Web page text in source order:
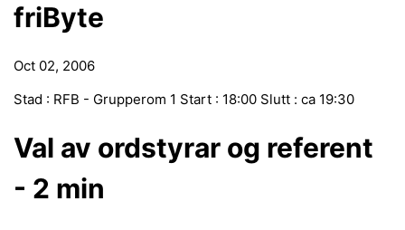
friByte
Oct 02, 2006
Stad : RFB - Grupperom 1 Start : 18:00 Slutt : ca 19:30
Val av ordstyrar og referent
- 2 min